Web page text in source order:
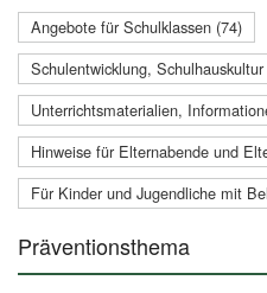
Angebote für Schulklassen (74)
Schulentwicklung,
Unterrichtsmaterialien,
Hinweise für Elternabende und
Für Kinder und Jugendliche mit
Präventionsthema